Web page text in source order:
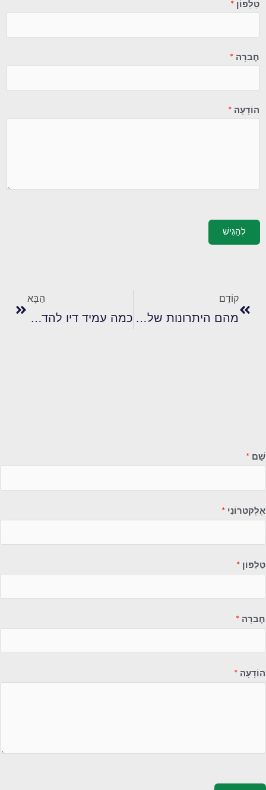
טֵלֵפוֹן *
חֶברָה *
הוֹדָעָה *
לְהַגִישׁ
קוֹדֵם
מהם היתרונות של שימוש בדיו פלסטיזול ללא פתלאטים בהדפסת מסך?
הַבָּא
כמה עמיד דיו להדפסת מסך פלסטיזול אדום על בדים שונים?
שֵׁם *
אֶלֶקטרוֹנִי *
טֵלֵפוֹן *
חֶברָה *
הוֹדָעָה *